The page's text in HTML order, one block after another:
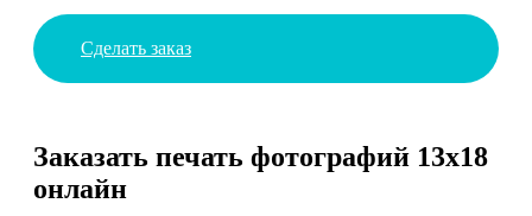
Сделать заказ
Заказать печать фотографий 13х18
онлайн